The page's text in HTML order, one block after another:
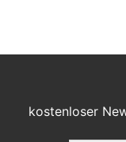
kostenloser